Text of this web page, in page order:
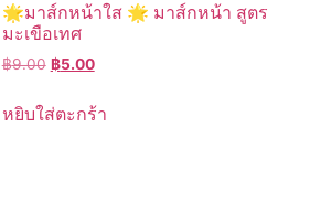
🌟มาส์กหน้าใส 🌟 มาส์กหน้า สูตร
มะเขือเทศ
฿9.00 Original
was:
฿5.00Current
is:
หยิบใส่ตะกร้า